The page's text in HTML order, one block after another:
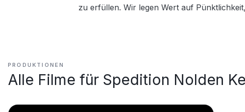
zu erfüllen. Wir legen Wert auf
PRODUKTIONEN
Alle Filme für Spedition Nolden